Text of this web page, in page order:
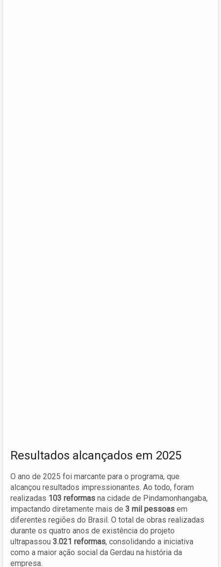
Resultados alcançados em 2025
O ano de 2025 foi marcante para o programa, que
alcançou resultados impressionantes. Ao todo, foram
realizadas 103 reformas na cidade de Pindamonhangaba,
impactando diretamente mais de 3 mil pessoas em
diferentes regiões do Brasil. O total de obras realizadas
durante os quatro anos de existência do projeto
ultrapassou 3.021 reformas, consolidando a iniciativa
como a maior ação social da Gerdau na história da
empresa.